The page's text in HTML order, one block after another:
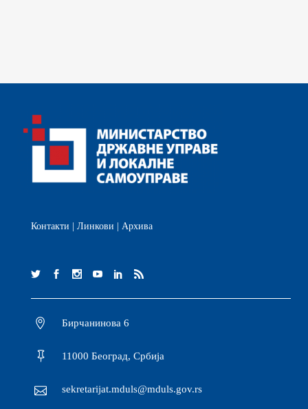
Контакти Линкови Архива
Бирчанинова 6
11000 Београд, Србија
sekretarijat.mduls@mduls.gov.rs